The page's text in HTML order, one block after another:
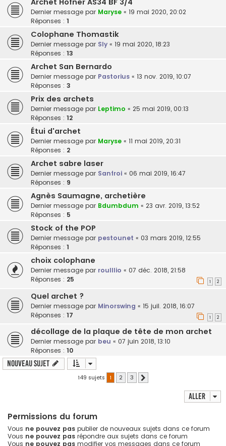
Dernier message par Maryse « 19 mai 2020, 20:02
Réponses : 1
Colophane Thomastik
Dernier message par Sly « 19 mai 2020, 18:23
Réponses : 13
Archet San Bernardo
Dernier message par Pastorius « 13 nov. 2019, 10:07
Réponses : 3
Prix des archets
Dernier message par Leptimo « 25 mai 2019, 00:13
Réponses : 12
Étui d'archet
Dernier message par Maryse « 11 mai 2019, 20:31
Réponses : 2
Archet sabre laser
Dernier message par Sanfroi « 06 mai 2019, 16:47
Réponses : 9
Agnès Saumagne, archetière
Dernier message par Bdumbdum « 23 avr. 2019, 13:52
Réponses : 5
Stock of the POP
Dernier message par pestounet « 03 mars 2019, 12:55
Réponses : 1
choix colophane
Dernier message par roulllio « 07 déc. 2018, 21:58
Réponses : 25 1 2
Quel archet ?
Dernier message par Minorswing « 15 juil. 2018, 16:07
Réponses : 17 1 2
décollage de la plaque de tête de mon archet
Dernier message par beu « 07 juin 2018, 13:10
Réponses : 10
Nouveau sujet
149 sujets 1 2 3
Aller
Permissions du forum
Vous ne pouvez pas publier de nouveaux sujets dans ce forum
Vous ne pouvez pas répondre aux sujets dans ce forum
Vous ne pouvez pas modifier vos messages dans ce forum